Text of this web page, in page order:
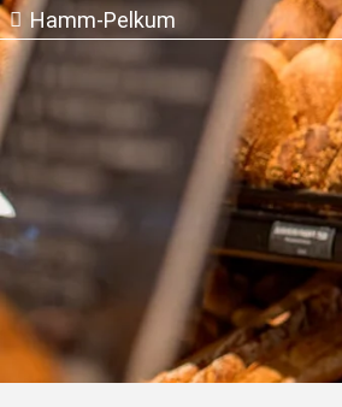
Hamm-Pelkum